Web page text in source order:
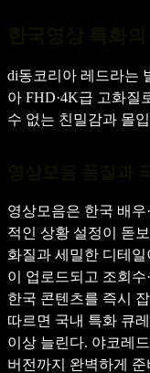
di동코리아 레드라는
아 FHD·4K급 고화질
수 없는 친밀감과 몰
영상모음은 한국 배
적인 상황 설정이 돋
화질과 세밀한 디테
이 업로드되고 조회
한국 콘텐츠를 즉시
따르면 국내 특화 큐
이상 늘린다. 야코레
버전까지 완벽하게